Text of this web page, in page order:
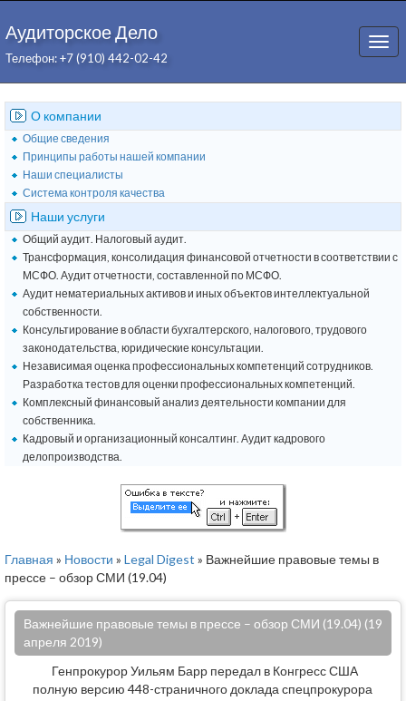
Аудиторское Дело
Телефон: +7 (910) 442-02-42
О компании
Общие сведения
Принципы работы нашей компании
Наши специалисты
Система контроля качества
Наши услуги
Общий аудит. Налоговый аудит.
Трансформация, консолидация финансовой отчетности в соответствии с
МСФО. Аудит отчетности, составленной по МСФО.
Аудит нематериальных активов и иных объектов интеллектуальной
собственности.
Консультирование в области бухгалтерского, налогового, трудового
законодательства, юридические консультации.
Независимая оценка профессиональных компетенций сотрудников.
Разработка тестов для оценки профессиональных компетенций.
Комплексный финансовый анализ деятельности компании для
собственника.
Кадровый и организационный консалтинг. Аудит кадрового
делопроизводства.
Главная » Новости » Legal Digest » Важнейшие правовые темы в
прессе – обзор СМИ (19.04)
Важнейшие правовые темы в прессе – обзор СМИ (19.04) (19
апреля 2019)
Генпрокурор Уильям Барр передал в Конгресс США
полную версию 448-страничного доклада спецпрокурора